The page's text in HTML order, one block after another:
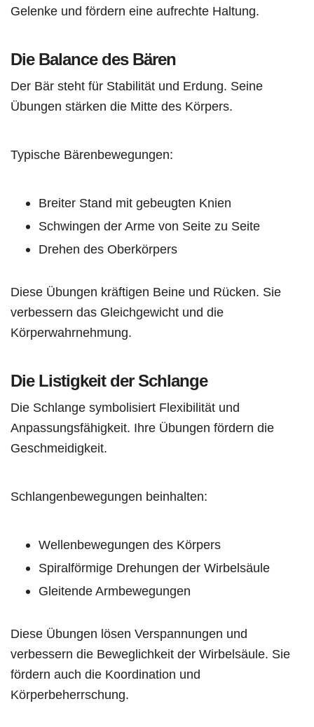
Gelenke und fördern eine aufrechte Haltung.
Die Balance des Bären
Der Bär steht für Stabilität und Erdung. Seine
Übungen stärken die Mitte des Körpers.
Typische Bärenbewegungen:
Breiter Stand mit gebeugten Knien
Schwingen der Arme von Seite zu Seite
Drehen des Oberkörpers
Diese Übungen kräftigen Beine und Rücken. Sie
verbessern das Gleichgewicht und die
Körperwahrnehmung.
Die Listigkeit der Schlange
Die Schlange symbolisiert Flexibilität und
Anpassungsfähigkeit. Ihre Übungen fördern die
Geschmeidigkeit.
Schlangenbewegungen beinhalten:
Wellenbewegungen des Körpers
Spiralförmige Drehungen der Wirbelsäule
Gleitende Armbewegungen
Diese Übungen lösen Verspannungen und
verbessern die Beweglichkeit der Wirbelsäule. Sie
fördern auch die Koordination und
Körperbeherrschung.